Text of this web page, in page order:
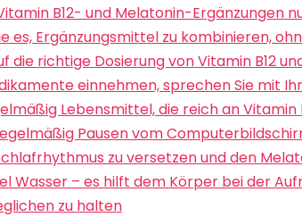
B12- und Melatonin-Ergänzungen
es, Ergänzungsmittel zu kombinieren,
die richtige Dosierung von Vitamin B12
einnehmen, sprechen Sie mit
Lebensmittel, die reich an Vitamin
Pausen vom
zu versetzen und den
Wasser – es hilft dem Körper bei der
zu halten